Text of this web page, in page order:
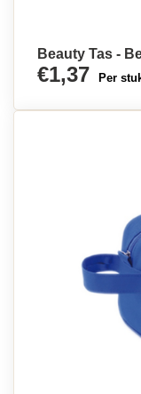
Beauty Tas -
€1,37 Per